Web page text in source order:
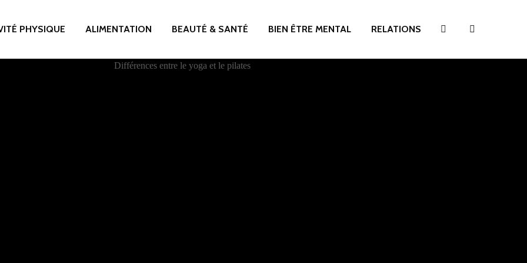
PHYSIQUE ALIMENTATION BEAUTÉ & SANTÉ BIEN ÊTRE MENTAL RELATIONS